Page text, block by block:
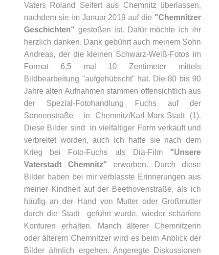
Vaters Roland Seifert aus Chemnitz überlassen,
nachdem sie im Januar 2019 auf die "Chemnitzer
Geschichten" gestoßen ist. Dafür möchte ich ihr
herzlich danken. Dank gebührt auch meinem Sohn
Andreas, der die kleinen Schwarz-Weiß-Fotos im
Format 6,5 mal 10 Zentimeter mittels
Bildbearbeitung "aufgehübscht" hat. Die 80 bis 90
Jahre alten Aufnahmen stammen offensichtlich aus
der Spezial-Fotohandlung Fuchs auf der
Sonnenstraße in Chemnitz/Karl-Marx-Stadt (1).
Diese Bilder sind in vielfältiger Form verkauft und
verbreitet worden, auch ich hatte sie nach dem
Krieg bei Foto-Fuchs als Dia-Film "Unsere
Vaterstadt
Chemnitz" erworben. Durch diese
Bilder haben bei mir verblasste Erinnerungen aus
meiner Kindheit auf der Beethovenstraße, als ich
häufig an der Hand von Mutter oder Großmutter
durch die Stadt geführt wurde, wieder schärfere
Konturen erhalten. Manch älterer Chemnitzerin
oder älterem Chemnitzer wird es beim Anblick der
Bilder ähnlich ergehen. Angeregte Diskussionen